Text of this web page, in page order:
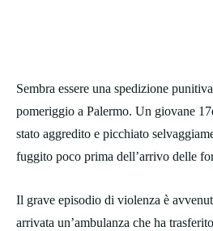
Sembra essere una spedizione
pomeriggio a Palermo. Un giovane
stato aggredito e picchiato
fuggito poco prima dell’arrivo delle
Il grave episodio di violenza è
arrivata un’ambulanza che ha